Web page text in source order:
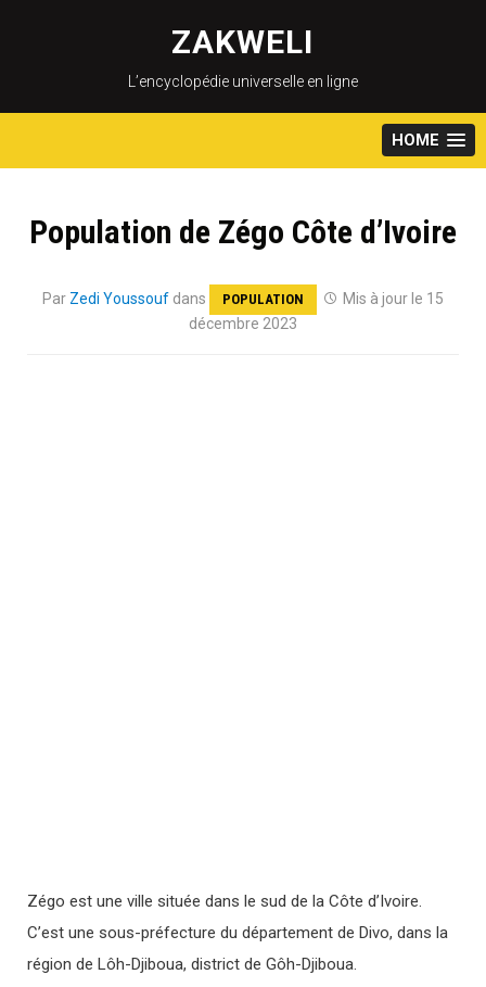
content
ZAKWELI
L’encyclopédie universelle en ligne
HOME
Population de Zégo Côte d’Ivoire
Par Zedi Youssouf dans POPULATION
Mis à jour le 15
décembre 2023
Zégo est une ville située dans le sud de la Côte d’Ivoire.
C’est une sous-préfecture du département de Divo, dans la
région de Lôh-Djiboua, district de Gôh-Djiboua.